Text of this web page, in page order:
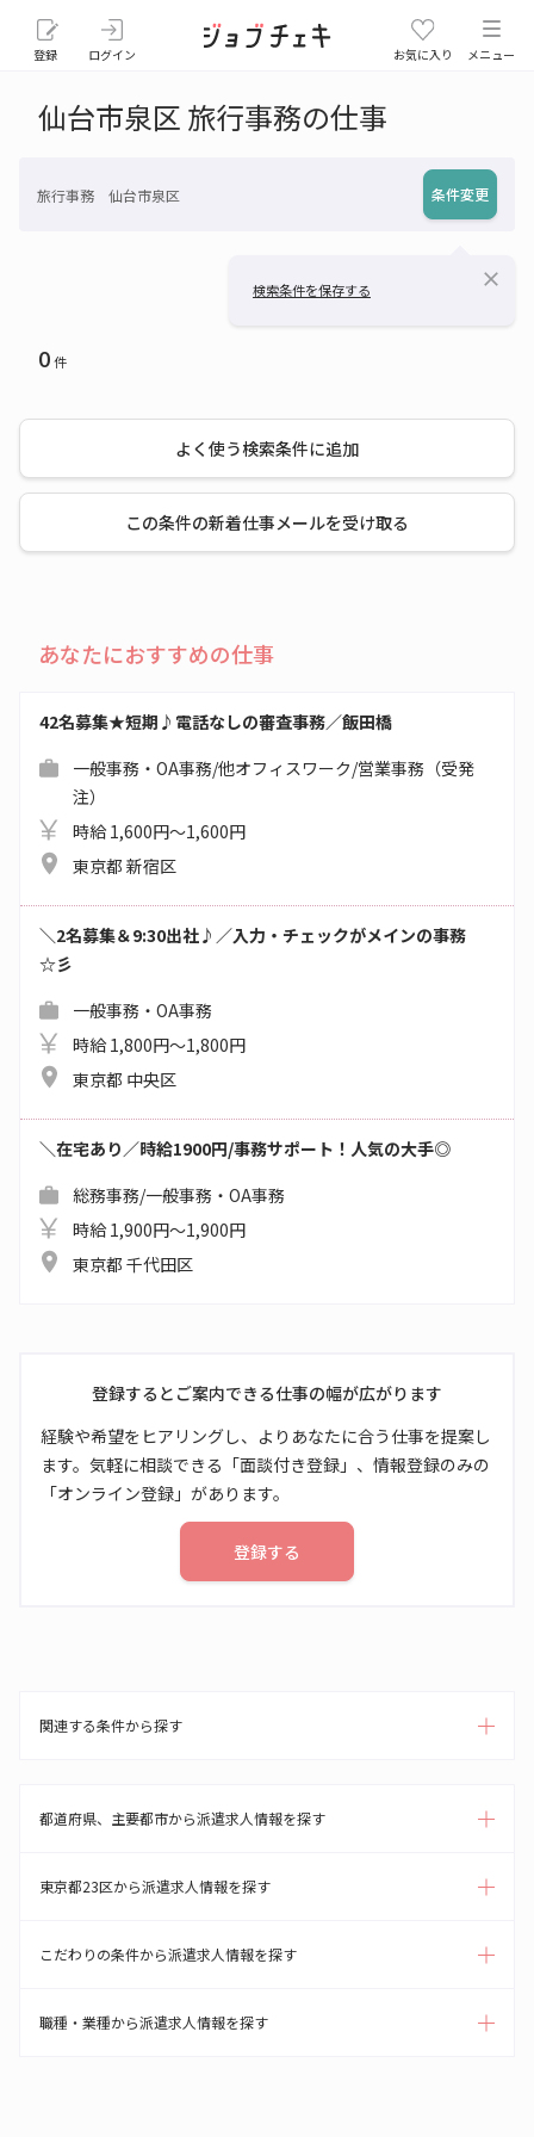
登録 ログイン お気に入り メニュー
仙台市泉区 旅行事務の仕事
旅行事務 仙台市泉区 条件変更
検索条件を保存する close
0件
よく使う検索条件に追加
この条件の新着仕事メールを受け取る
あなたにおすすめの仕事
42名募集★短期♪電話なしの審査事務／飯田橋
一般事務・OA事務/他オフィスワーク/営業事務（受発
注）
時給 1,600円～1,600円
東京都 新宿区
＼2名募集＆9:30出社♪／入力・チェックがメインの事務
☆彡
一般事務・OA事務
時給 1,800円～1,800円
東京都 中央区
＼在宅あり／時給1900円/事務サポート！人気の大手◎
総務事務/一般事務・OA事務
時給 1,900円～1,900円
東京都 千代田区
登録するとご案内できる仕事の幅が広がります
経験や希望をヒアリングし、よりあなたに合う仕事を提案し
ます。気軽に相談できる「面談付き登録」、情報登録のみの
「オンライン登録」があります。
登録する
関連する条件から探す
都道府県、主要都市から派遣求人情報を探す
東京都23区から派遣求人情報を探す
こだわりの条件から派遣求人情報を探す
職種・業種から派遣求人情報を探す